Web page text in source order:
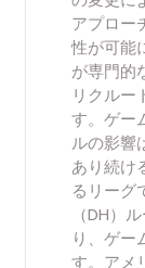
アプロー
性が可能
が専門的
リクルー
す。ゲー
ルの影響
あり続け
るリーグ
（DH）
り、ゲー
す。アメ